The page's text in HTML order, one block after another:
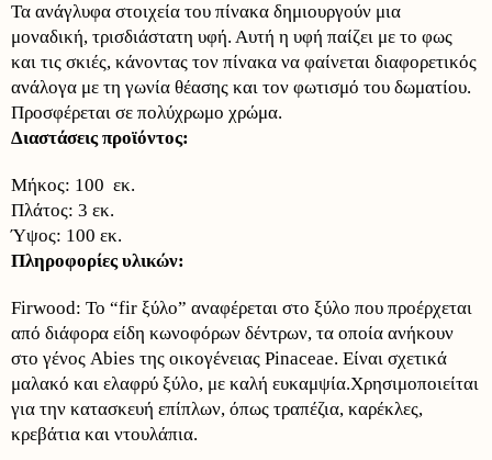
Τα ανάγλυφα στοιχεία του πίνακα δημιουργούν μια
μοναδική, τρισδιάστατη υφή. Αυτή η υφή παίζει με το φως
και τις σκιές, κάνοντας τον πίνακα να φαίνεται διαφορετικός
ανάλογα με τη γωνία θέασης και τον φωτισμό του δωματίου.
Προσφέρεται σε πολύχρωμο χρώμα.
Διαστάσεις προϊόντος:
Μήκος: 100 εκ.
Πλάτος: 3 εκ.
Ύψος: 100 εκ.
Πληροφορίες υλικών:
Firwood: Το “fir ξύλο” αναφέρεται στο ξύλο που προέρχεται
από διάφορα είδη κωνοφόρων δέντρων, τα οποία ανήκουν
στο γένος Abies της οικογένειας Pinaceae. Είναι σχετικά
μαλακό και ελαφρύ ξύλο, με καλή ευκαμψία.Χρησιμοποιείται
για την κατασκευή επίπλων, όπως τραπέζια, καρέκλες,
κρεβάτια και ντουλάπια.